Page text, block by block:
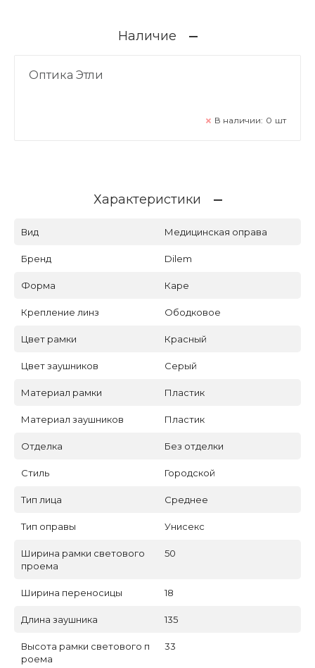
Наличие
Оптика Этли
В наличии: 0 шт
Характеристики
Вид Медицинская оправа
Бренд Dilem
Форма Каре
Крепление линз Ободковое
Цвет рамки Красный
Цвет заушников Серый
Материал рамки Пластик
Материал заушников Пластик
Отделка Без отделки
Стиль Городской
Тип лица Среднее
Тип оправы Унисекс
Ширина рамки светового
проема
50
Ширина переносицы 18
Длина заушника 135
Высота рамки светового п
роема
33